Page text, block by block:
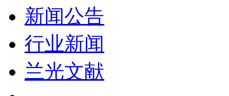
新闻公告
行业新闻
兰光文献